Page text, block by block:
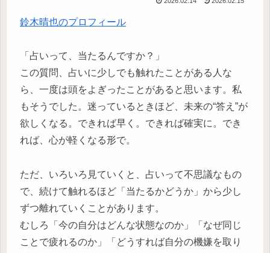
鈴木晴也のプロフィール
「占いって、当たるんですか？」
この質問、占いに少しでも触れたことがある人な
ら、一度は頭をよぎったことがあると思います。私
もそうでした。迷っているときほど、未来の“答え”が
欲しくなる。できれば早く。できれば確実に。でき
れば、心が軽くなる形で。
ただ、いろいろ見ていくと、占いって不思議なもの
で、続けて触れるほど「当たるかどうか」から少し
ずつ離れていくことがあります。
むしろ「今の自分はどんな状態なのか」「なぜ同じ
ことで疲れるのか」「どうすれば自分の機嫌を取り